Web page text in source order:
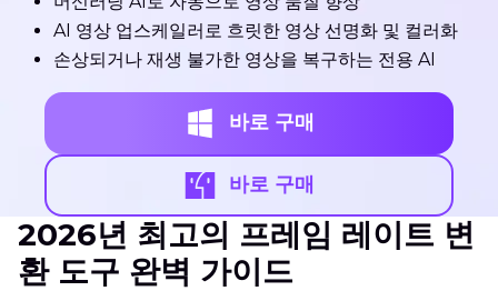
AI 영상 업스케일러로 흐릿한 영상 선명화 및 컬러화
손상되거나 재생 불가한 영상을 복구하는 전용 AI
바로 구매
바로 구매
2026년 최고의 프레임 레이트 변
환 도구 완벽 가이드